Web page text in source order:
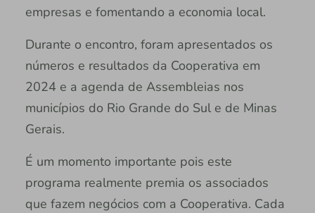
empresas e fomentando a economia local.
Durante o encontro, foram apresentados os
números e resultados da Cooperativa em
2024 e a agenda de Assembleias nos
municípios do Rio Grande do Sul e de Minas
Gerais.
É um momento importante pois este
programa realmente premia os associados
que fazem negócios com a Cooperativa. Cada